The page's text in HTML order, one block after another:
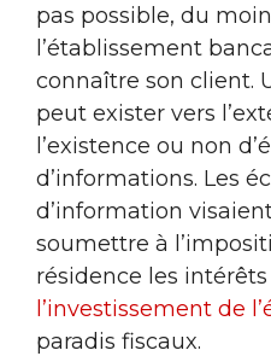
pas possible, du
l’établissement
connaître son client.
peut exister vers
l’existence ou non
d’informations. Les
d’information
soumettre à
résidence les
l’investissement de
paradis fiscaux.